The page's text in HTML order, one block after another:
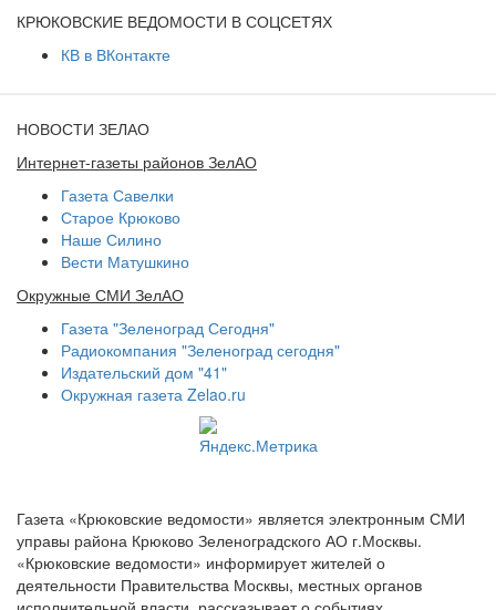
КРЮКОВСКИЕ ВЕДОМОСТИ В СОЦСЕТЯХ
КВ в ВКонтакте
НОВОСТИ ЗЕЛАО
Интернет-газеты районов ЗелАО
Газета Савелки
Старое Крюково
Наше Силино
Вести Матушкино
Окружные СМИ ЗелАО
Газета "Зеленоград Сегодня"
Радиокомпания "Зеленоград сегодня"
Издательский дом "41"
Окружная газета Zelao.ru
Газета «Крюковские ведомости» является электронным СМИ
управы района Крюково Зеленоградского АО г.Москвы.
«Крюковские ведомости» информирует жителей о
деятельности Правительства Москвы, местных органов